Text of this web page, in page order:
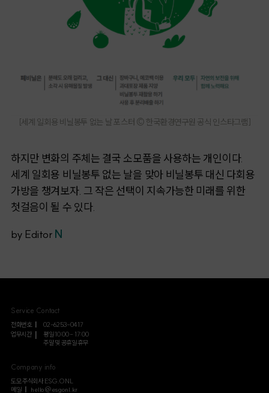
[세계 일회용 비닐봉투 없는 날 포스터 ©한국환경연구원 공식 인스타그램]
하지만 변화의 주체는 결국 소모품을 사용하는 개인이다.
세계 일회용 비닐봉투 없는 날을 맞아 비닐봉투 대신 다회용
가방을 챙겨보자. 그 작은 선택이 지속가능한 미래를 위한
첫걸음이 될 수 있다.
by Editor N
Service Contact
전화번호
02-6253-0417
업무시간
평일 10:00 - 17:00
주말 및 공휴일 휴무
Company info
도모 주식회사 ESG.ONL
메일
hello@esgonl.kr